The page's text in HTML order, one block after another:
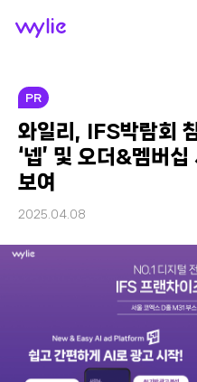
wylie
PR
와일리, IFS박람회
‘넵’ 및 오더&멤버십
보여
2025.04.08